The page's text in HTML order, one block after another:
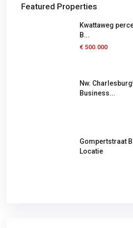
Featured Properties
Kwattaweg
B...
€ 500.000
Nw.
Business...
Gompertstraat
Locatie